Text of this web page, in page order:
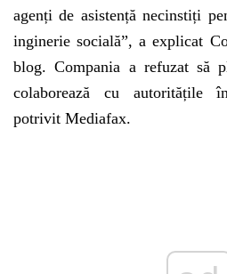
agenți de asistență necinstiți
inginerie socială”, a explicat
blog. Compania a refuzat să
colaborează cu autoritățile
potrivit Mediafax.